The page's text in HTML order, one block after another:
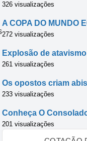
326 visualizações
A COPA DO MUNDO
272 visualizações
Explosão de atavismo
261 visualizações
Os opostos criam
233 visualizações
Conheça O
201 visualizações